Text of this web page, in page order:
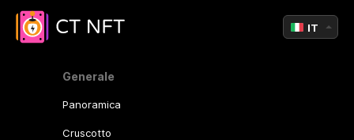
Generale
Panoramica
Cruscotto
IT